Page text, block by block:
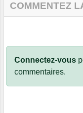
COMMENTEZ
Connectez-vous
commentaires.